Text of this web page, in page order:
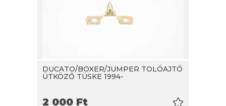
DUCATO/BOXER/JUMPER TOLÓAJTÓ
ÜTKÖZŐ TÜSKE 1994-
2 000 Ft